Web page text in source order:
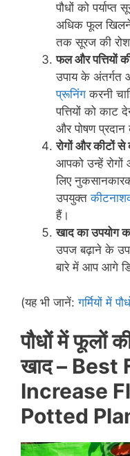
पौधों को
अधिक फूल
तक सूरज की
फल और पत्तियों
उपाय के अंतर्गत
प्रूनिंग करनी
पत्तियों को काट
और पोषण प्रदान
रोगों और कीटों से
आपको उन्हें
लिए
उपयुक्त
हैं।
खाद का उपयोग
उपज बढ़ाने के
बारे में आप आगे
(यह भी जानें:गर्मियों में
पौधों में फूलों
खाद – Best
Increase
Potted